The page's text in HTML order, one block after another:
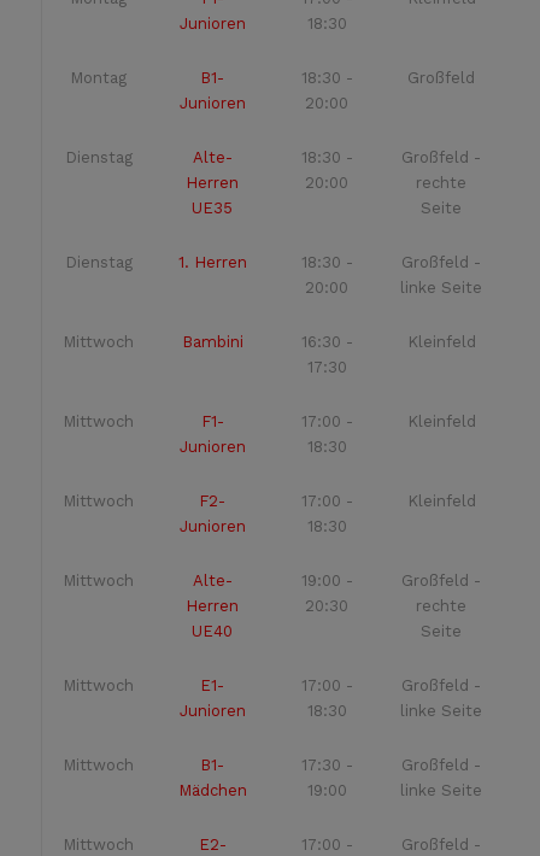
Junioren
18:30
Montag
B1-
Junioren
18:30 -
20:00
Großfeld
Dienstag
Alte-
Herren
UE35
18:30 -
20:00
Großfeld -
rechte
Seite
Dienstag 1. Herren
18:30 -
20:00
Großfeld -
linke Seite
Mittwoch Bambini
16:30 -
17:30
Kleinfeld
Mittwoch
F1-
Junioren
17:00 -
18:30
Kleinfeld
Mittwoch
F2-
Junioren
17:00 -
18:30
Kleinfeld
Mittwoch
Alte-
Herren
UE40
19:00 -
20:30
Großfeld -
rechte
Seite
Mittwoch
E1-
Junioren
17:00 -
18:30
Großfeld -
linke Seite
Mittwoch
B1-
Mädchen
17:30 -
19:00
Großfeld -
linke Seite
Mittwoch
E2-
17:00 -
Großfeld -